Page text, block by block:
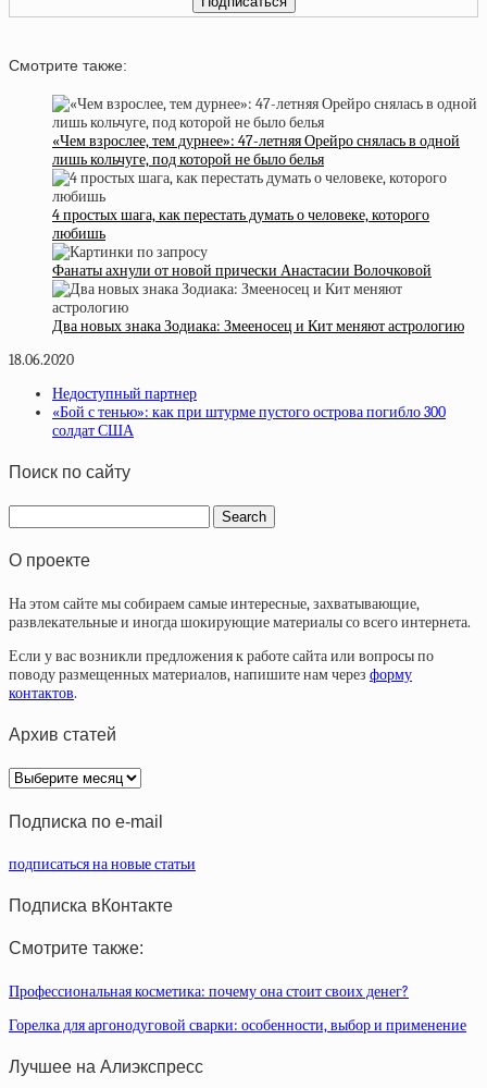
Смотрите также:
«Чем взрослее, тем дурнее»: 47-летняя Орейро снялась в одной
лишь кольчуге, под которой не было белья
4 простых шага, как перестать думать о человеке, которого
любишь
Фанаты ахнули от новой прически Анастасии Волочковой
Два новых знака Зодиака: Змееносец и Кит меняют астрологию
18.06.2020
Недоступный партнер
«Бой с тенью»: как при штурме пустого острова погибло 300
солдат США
Поиск по сайту
О проекте
На этом сайте мы собираем самые интересные, захватывающие,
развлекательные и иногда шокирующие материалы со всего интернета.
Если у вас возникли предложения к работе сайта или вопросы по
поводу размещенных материалов, напишите нам через форму
контактов.
Архив статей
Архив
статей
Подписка по e-mail
подписаться на новые статьи
Подписка вКонтакте
Смотрите также:
Профессиональная косметика: почему она стоит своих денег?
Горелка для аргонодуговой сварки: особенности, выбор и применение
Лучшее на Алиэкспресс